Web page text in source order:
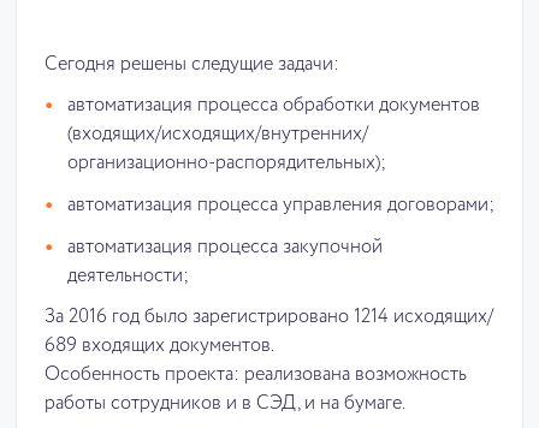
Сегодня решены следущие задачи:
автоматизация процесса обработки документов
(входящих/исходящих/внутренних/
организационно-распорядительных);
автоматизация процесса управления договорами;
автоматизация процесса закупочной
деятельности;
За 2016 год было зарегистрировано 1214 исходящих/
689 входящих документов.
Особенность проекта: реализована возможность
работы сотрудников и в СЭД, и на бумаге.